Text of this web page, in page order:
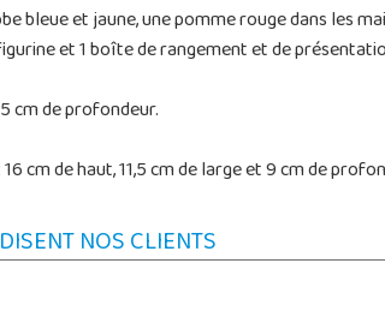
bleue et jaune, une pomme rouge dans les
et 1 boîte de rangement et de
cm de profondeur.
cm de haut, 11,5 cm de large et 9 cm de
NOS CLIENTS